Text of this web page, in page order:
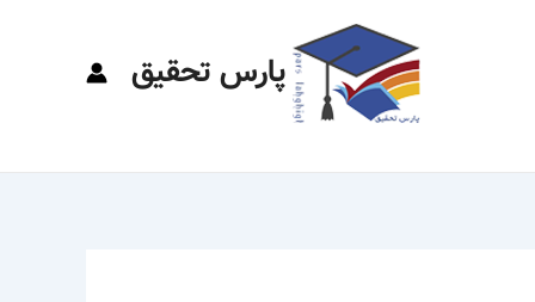
پارس تحقیق